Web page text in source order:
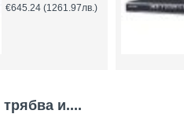
€645.24 (1261.97лв.)
и....